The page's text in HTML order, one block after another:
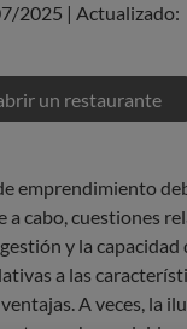
2025 | Actualizado:
un restaurante
emprendimiento
a cabo, cuestiones
y la
a las
A veces, la